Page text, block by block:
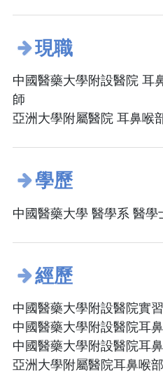
現職
中國醫藥大學附設醫院 耳
師
亞洲大學附屬醫院 耳鼻喉
學歷
中國醫藥大學 醫學系 醫學
經歷
中國醫藥大學附設醫院實
中國醫藥大學附設醫院耳
中國醫藥大學附設醫院耳
亞洲大學附屬醫院耳鼻喉